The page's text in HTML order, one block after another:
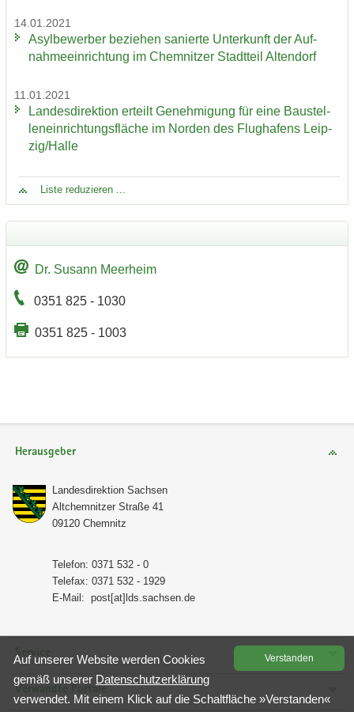
14.01.2021
Asyl­be­wer­ber be­zie­hen sa­nier­te Un­ter­kunft der Auf­
nah­me­ein­rich­tung im Chem­nit­zer Stadt­teil Al­ten­dorf
11.01.2021
Lan­des­di­rek­ti­on er­teilt Ge­neh­mi­gung für eine Bau­stel­
len­ein­rich­tungs­flä­che im Nor­den des Flug­ha­fens Leip­
zig/Halle
Liste re­du­zie­ren ...
Dr. Su­sann Meer­heim
0351 825 - 1030
0351 825 - 1003
Herausgeber
Lan­des­di­rek­ti­on Sach­sen
Alt­chem­nit­zer Stra­ße 41
09120 Chem­nitz
Te­le­fon: 0371 532 - 0
Te­le­fax: 0371 532 - 1929
E-​Mail: post[at]lds.sach­sen.de
Service
Verwandte Portale
Ver­stan­den
Auf un­se­rer Web­site wer­den Coo­kies
gemäß un­se­rer Da­ten­schutz­er­klä­rung
ver­wen­det. Mit einem Klick auf die Schalt­flä­che »Ver­stan­den«